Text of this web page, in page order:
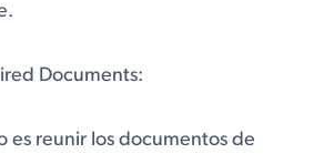
Documents:
es reunir los documentos de